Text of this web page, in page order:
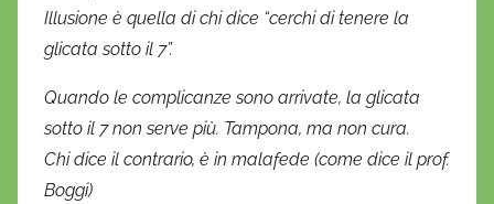
Illusione è quella di chi dice “cerchi di tenere la
glicata sotto il 7”.
Quando le complicanze sono arrivate, la glicata
sotto il 7 non serve più. Tampona, ma non cura.
Chi dice il contrario, è in malafede (come dice il prof.
Boggi)